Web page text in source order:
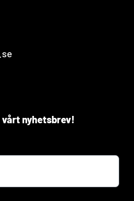
vårt nyhetsbrev!